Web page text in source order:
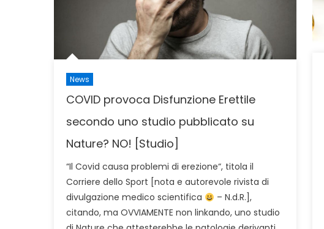
News
COVID provoca Disfunzione Erettile
secondo uno studio pubblicato su
Nature? NO! [Studio]
“Il Covid causa problemi di erezione“, titola il
Corriere dello Sport [nota e autorevole rivista di
divulgazione medico scientifica
– N.d.R.],
citando, ma OVVIAMENTE non linkando, uno studio